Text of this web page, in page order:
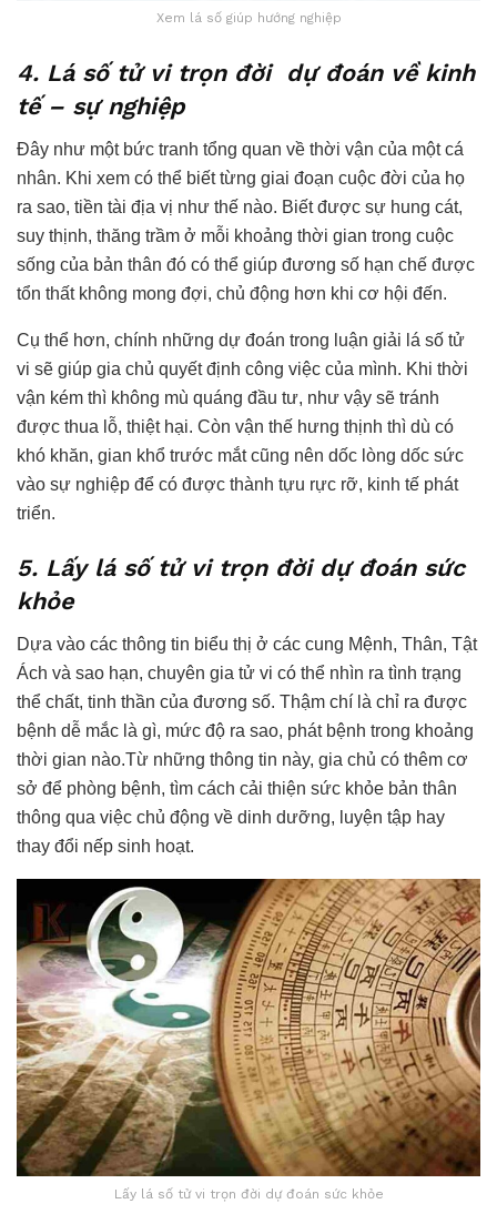
Xem lá số giúp hướng nghiệp
4. Lá số tử vi trọn đời dự đoán về kinh
tế – sự nghiệp
Đây như một bức tranh tổng quan về thời vận của một cá
nhân. Khi xem có thể biết từng giai đoạn cuộc đời của họ
ra sao, tiền tài địa vị như thế nào. Biết được sự hung cát,
suy thịnh, thăng trầm ở mỗi khoảng thời gian trong cuộc
sống của bản thân đó có thể giúp đương số hạn chế được
tổn thất không mong đợi, chủ động hơn khi cơ hội đến.
Cụ thể hơn, chính những dự đoán trong luận giải lá số tử
vi sẽ giúp gia chủ quyết định công việc của mình. Khi thời
vận kém thì không mù quáng đầu tư, như vậy sẽ tránh
được thua lỗ, thiệt hại. Còn vận thế hưng thịnh thì dù có
khó khăn, gian khổ trước mắt cũng nên dốc lòng dốc sức
vào sự nghiệp để có được thành tựu rực rỡ, kinh tế phát
triển.
5. Lấy lá số tử vi trọn đời dự đoán sức
khỏe
Dựa vào các thông tin biểu thị ở các cung Mệnh, Thân, Tật
Ách và sao hạn, chuyên gia tử vi có thể nhìn ra tình trạng
thể chất, tinh thần của đương số. Thậm chí là chỉ ra được
bệnh dễ mắc là gì, mức độ ra sao, phát bệnh trong khoảng
thời gian nào.Từ những thông tin này, gia chủ có thêm cơ
sở để phòng bệnh, tìm cách cải thiện sức khỏe bản thân
thông qua việc chủ động về dinh dưỡng, luyện tập hay
thay đổi nếp sinh hoạt.
Lấy lá số tử vi trọn đời dự đoán sức khỏe